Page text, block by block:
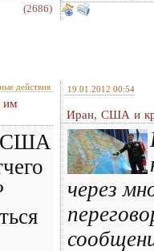
(2686)
действия
им
США
19.01.2012 00:54
Иран, США и
через